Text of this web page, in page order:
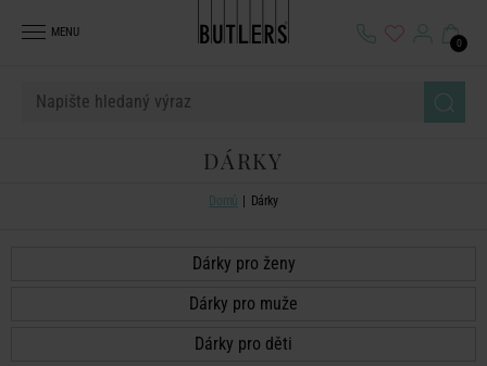
MENU
0
DÁRKY
Domů Dárky
Dárky pro ženy
Dárky pro muže
Dárky pro děti